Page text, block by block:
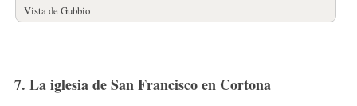
Vista de Gubbio
7. La iglesia de San Francisco en Cortona